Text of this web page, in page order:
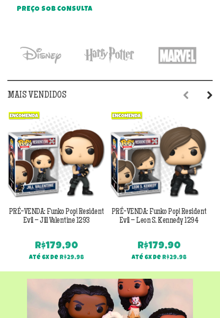
PREÇO SOB CONSULTA
MAIS VENDIDOS
PRÉ-VENDA: Funko Pop! Resident
Evil – Jill Valentine 1293
R$179,90
Até 6x de R$29,98
PRÉ-VENDA: Funko Pop! Resident
Evil – Leon S. Kennedy 1294
R$179,90
Até 6x de R$29,98